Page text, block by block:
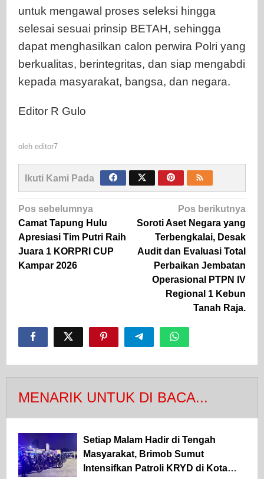
untuk mengawal proses seleksi hingga
selesai sesuai prinsip BETAH, sehingga
dapat menghasilkan calon perwira Polri yang
berkualitas, berintegritas, dan siap mengabdi
kepada masyarakat, bangsa, dan negara.
Editor R Gulo
oleh editor7
Ikuti Kami Pada
Navigasi
pos
Pos sebelumnya
Camat Tapung Hulu
Apresiasi Tim Putri Raih
Juara 1 KORPRI CUP
Kampar 2026
Pos berikutnya
Soroti Aset Negara yang
Terbengkalai, Desak
Audit dan Evaluasi Total
Perbaikan Jembatan
Operasional PTPN IV
Regional 1 Kebun
Tanah Raja.
MENARIK UNTUK DI BACA...
Setiap Malam Hadir di Tengah
Masyarakat, Brimob Sumut
Intensifkan Patroli KRYD di Kota